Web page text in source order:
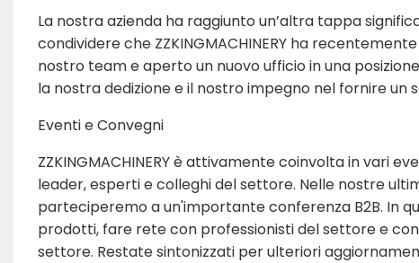
La nostra azienda ha raggiunto un’altra tappa
condividere che ZZKINGMACHINERY ha
nostro team e aperto un nuovo ufficio in una
la nostra dedizione e il nostro impegno nel fornire un
Eventi e Convegni
ZZKINGMACHINERY è attivamente coinvolta in vari
leader, esperti e colleghi del settore. Nelle nostre
parteciperemo a un'importante conferenza B2B. In
prodotti, fare rete con professionisti del settore e
settore. Restate sintonizzati per ulteriori